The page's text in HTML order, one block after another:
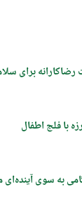
برای
با فلج اطفال
به سوی